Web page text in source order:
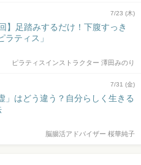
7/23 (木)
】足踏みするだけ！下腹すっき
ラティス」
ピラティスインストラクター 澤田みのり
7/31 (金)
」はどう違う？自分らしく生きる
脳腸活アドバイザー 桜華純子